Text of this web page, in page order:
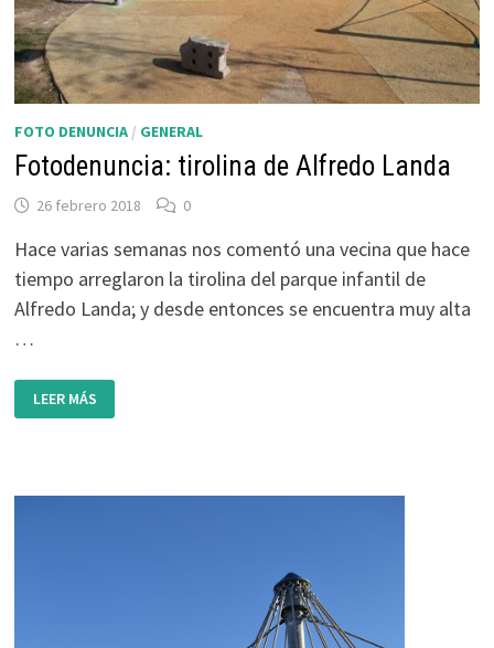
FOTO DENUNCIA/ GENERAL
Fotodenuncia: tirolina de Alfredo Landa
26 febrero 2018 0
Hace varias semanas nos comentó una vecina que hace
tiempo arreglaron la tirolina del parque infantil de
Alfredo Landa; y desde entonces se encuentra muy alta
…
FOTODENUNCIA:
TIROLINA
DE
LEER MÁS